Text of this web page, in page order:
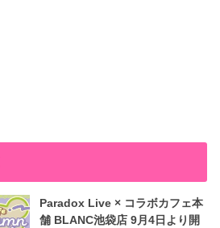
Paradox Live × コラボカフェ本
舗 BLANC池袋店 9月4日より開